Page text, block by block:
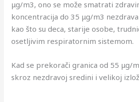
μg/m3, ono se može smatrati
koncentracija do 35 μg/m3
kao što su deca, starije osobe,
osetljivim respiratornim sistemom.
Kad se prekorači granica od 55 μg/
skroz nezdravoj sredini i velikoj